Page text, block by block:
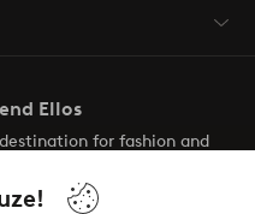
Ellos
for fashion and
look is here!